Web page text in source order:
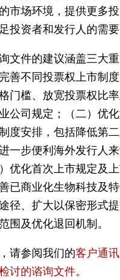
市场环境，提供更多
投资者和发行人的需要
文件的建议涵盖三大
善不同投票权上市制
门槛、放宽投票权比
公司规定；（二）优
度安排，包括降低第
一步便利海外发行人
优化首次上市规定及
已商业化生物科技及
径、扩大以保密形式
围及优化退回机制。
请参阅我们的客户通
讨的谘询文件。